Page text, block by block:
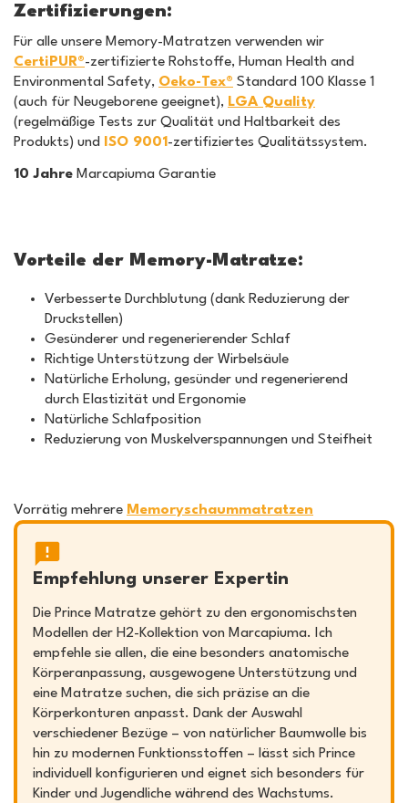
Zertifizierungen:
Für alle unsere Memory-Matratzen verwenden wir
CertiPUR®-zertifizierte Rohstoffe, Human Health and
Environmental Safety, Oeko-Tex® Standard 100 Klasse 1
(auch für Neugeborene geeignet), LGA Quality
(regelmäßige Tests zur Qualität und Haltbarkeit des
Produkts) und
ISO 9001 -zertifiziertes Qualitätssystem.
10 Jahre Marcapiuma Garantie
Vorteile der Memory-Matratze:
Verbesserte Durchblutung (dank Reduzierung der
Druckstellen)
Gesünderer und regenerierender Schlaf
Richtige Unterstützung der Wirbelsäule
Natürliche Erholung, gesünder und regenerierend
durch Elastizität und Ergonomie
Natürliche Schlafposition
Reduzierung von Muskelverspannungen und Steifheit
Vorrätig mehrere Memoryschaummatratzen
Empfehlung unserer Expertin
Die Prince Matratze gehört zu den ergonomischsten
Modellen der H2-Kollektion von Marcapiuma. Ich
empfehle sie allen, die eine besonders anatomische
Körperanpassung, ausgewogene Unterstützung und
eine Matratze suchen, die sich präzise an die
Körperkonturen anpasst. Dank der Auswahl
verschiedener Bezüge – von natürlicher Baumwolle bis
hin zu modernen Funktionsstoffen – lässt sich Prince
individuell konfigurieren und eignet sich besonders für
Kinder und Jugendliche während des Wachstums.